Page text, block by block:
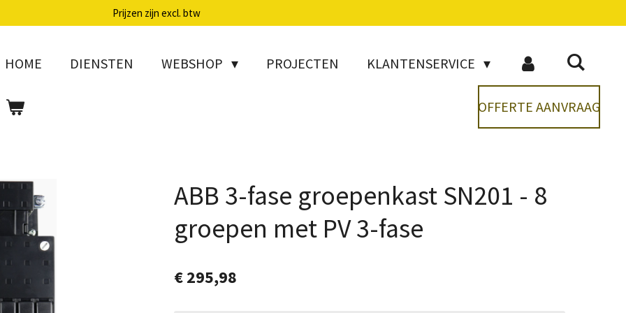
Prijzen zijn excl. btw
HOME DIENSTEN WEBSHOP PROJECTEN KLANTENSERVICE
OFFERTE AANVRAAG
ABB 3-fase groepenkast SN201 - 8
groepen met PV 3-fase
€ 295,98